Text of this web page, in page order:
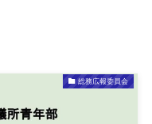
総務広報委員会